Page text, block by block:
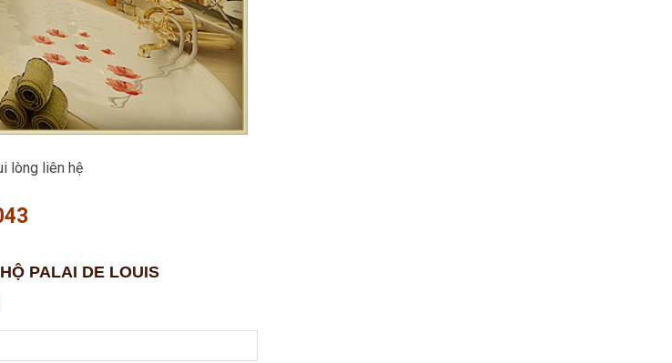
lòng liên hệ
PALAI DE LOUIS